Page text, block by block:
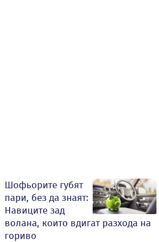
Шофьорите губят
пари, без да знаят:
Навиците зад
волана, които вдигат разхода на
гориво